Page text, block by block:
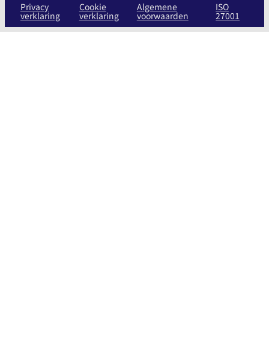
Privacy
verklaring
Cookie
verklaring
Algemene
voorwaarden
ISO
27001